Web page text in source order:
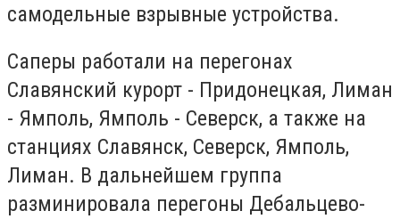
самодельные взрывные устройства.
Саперы работали на перегонах
Славянский курорт - Придонецкая, Лиман
- Ямполь, Ямполь - Северск, а также на
станциях Славянск, Северск, Ямполь,
Лиман. В дальнейшем группа
разминировала перегоны Дебальцево-